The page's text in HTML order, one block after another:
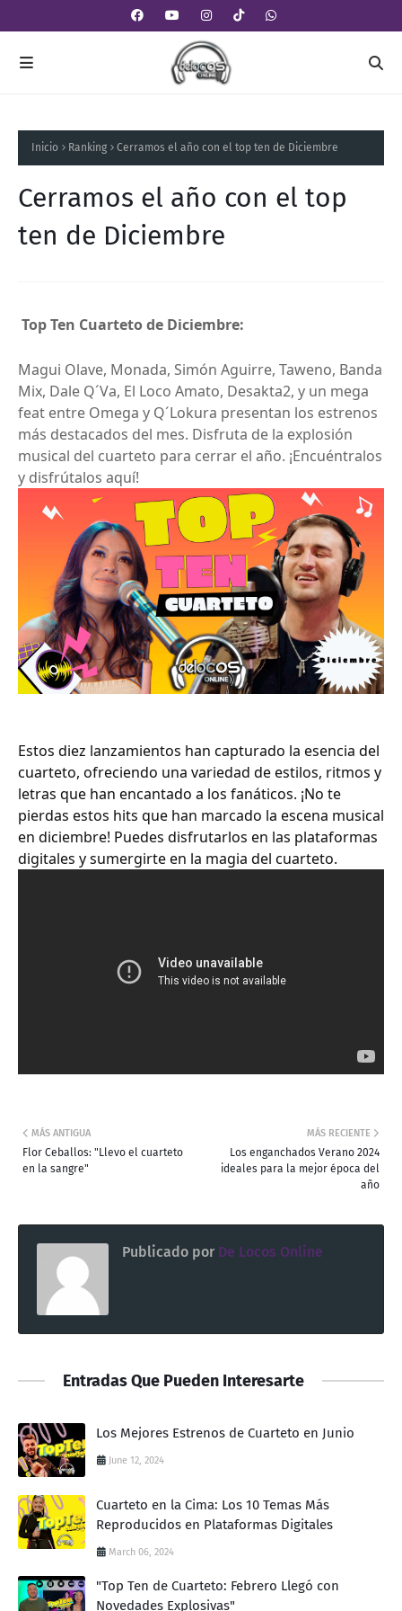
Inicio Ranking Cerramos el año con el top ten de Diciembre
Cerramos el año con el top
ten de Diciembre
Top Ten Cuarteto de Diciembre:
Magui Olave, Monada, Simón Aguirre, Taweno, Banda
Mix, Dale Q´Va, El Loco Amato, Desakta2, y un mega
feat entre Omega y Q´Lokura presentan los estrenos
más destacados del mes. Disfruta de la explosión
musical del cuarteto para cerrar el año. ¡Encuéntralos
y disfrútalos aquí!
Estos diez lanzamientos han capturado la esencia del
cuarteto, ofreciendo una variedad de estilos, ritmos y
letras que han encantado a los fanáticos. ¡No te
pierdas estos hits que han marcado la escena musical
en diciembre! Puedes disfrutarlos en las plataformas
digitales y sumergirte en la magia del cuarteto.
MÁS RECIENTE
Los enganchados Verano 2024
ideales para la mejor época del
año
MÁS ANTIGUA
Flor Ceballos: "Llevo el cuarteto
en la sangre"
Publicado por De Locos Online
Entradas Que Pueden Interesarte
Los Mejores Estrenos de Cuarteto en Junio
June 12, 2024
Cuarteto en la Cima: Los 10 Temas Más
Reproducidos en Plataformas Digitales
March 06, 2024
"Top Ten de Cuarteto: Febrero Llegó con
Novedades Explosivas"